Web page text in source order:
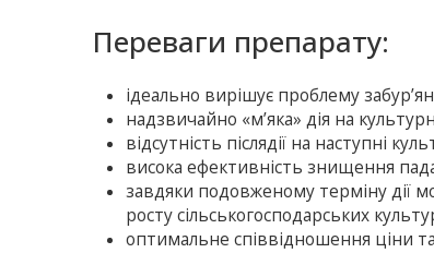
Переваги препарату:
ідеально вирішує проблему
надзвичайно «м’яка» дія на
відсутність післядії на наступні
висока ефективність знищення
завдяки подовженому терміну дії
росту сільськогосподарських
оптимальне співвідношення ціни та